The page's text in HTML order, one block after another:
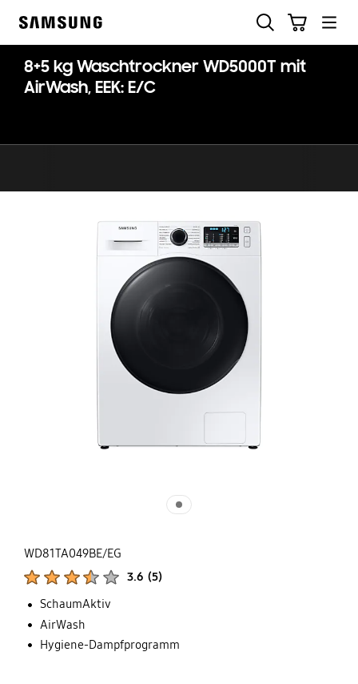
8+5 kg Waschtrockner WD5000T mit
AirWash, EEK: E/C
WD81TA049BE/EG
3.6 (5)
SchaumAktiv
AirWash
Hygiene-Dampfprogramm